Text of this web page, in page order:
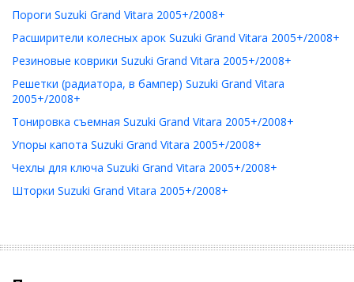
Пороги Suzuki Grand Vitara 2005+/2008+
Расширители колесных арок Suzuki Grand Vitara 2005+/2008+
Резиновые коврики Suzuki Grand Vitara 2005+/2008+
Решетки (радиатора, в бампер) Suzuki Grand Vitara
2005+/2008+
Тонировка съемная Suzuki Grand Vitara 2005+/2008+
Упоры капота Suzuki Grand Vitara 2005+/2008+
Чехлы для ключа Suzuki Grand Vitara 2005+/2008+
Шторки Suzuki Grand Vitara 2005+/2008+